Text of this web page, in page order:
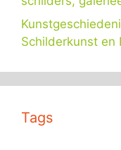
Schilderkunst en
Tags